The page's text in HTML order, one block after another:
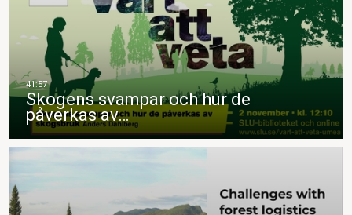
Skogens svampar och hur de
påverkas av…